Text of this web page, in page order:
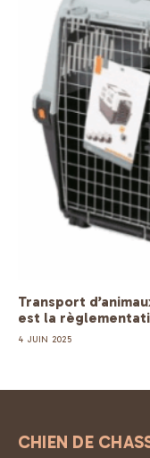
Transport
est la
4 JUIN 2025
CHIEN DE